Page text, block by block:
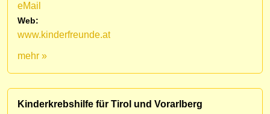
eMail
Web:
www.kinderfreunde.at
mehr »
Kinderkrebshilfe für Tirol und Vorarlberg